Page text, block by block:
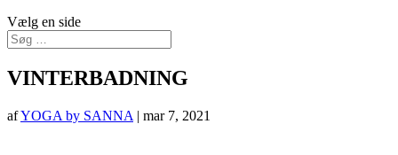
Vælg en side
VINTERBADNING
afYOGA by SANNA | mar 7, 2021